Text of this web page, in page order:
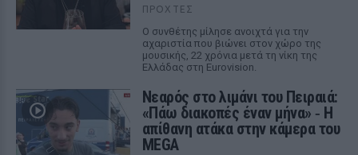
ΠΡΟΧΤΈΣ
Ο συνθέτης μίλησε ανοιχτά για την
αχαριστία που βιώνει στον χώρο της
μουσικής, 22 χρόνια μετά τη νίκη της
Ελλάδας στη Eurovision.
Νεαρός στο λιμάνι του Πειραιά:
«Πάω διακοπές έναν μήνα» ‑ Η
απίθανη ατάκα στην κάμερα του
MEGA